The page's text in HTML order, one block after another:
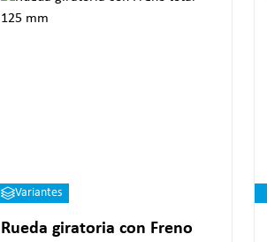
Variantes
Rueda giratoria con Freno